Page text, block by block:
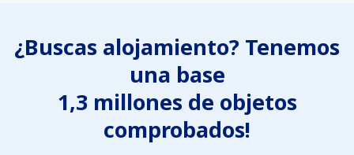
¿Buscas alojamiento? Tenemos
una base
1,3 millones de objetos
comprobados!